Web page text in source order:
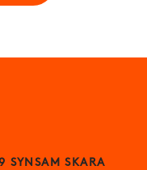
SYNSAM SKARA